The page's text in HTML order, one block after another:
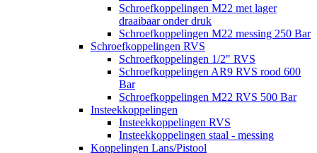
Schroefkoppelingen M22 met lager
draaibaar onder druk
Schroefkoppelingen M22 messing 250 Bar
Schroefkoppelingen RVS
Schroefkoppelingen 1/2" RVS
Schroefkoppelingen AR9 RVS rood 600
Bar
Schroefkoppelingen M22 RVS 500 Bar
Insteekkoppelingen
Insteekkoppelingen RVS
Insteekkoppelingen staal - messing
Koppelingen Lans/Pistool